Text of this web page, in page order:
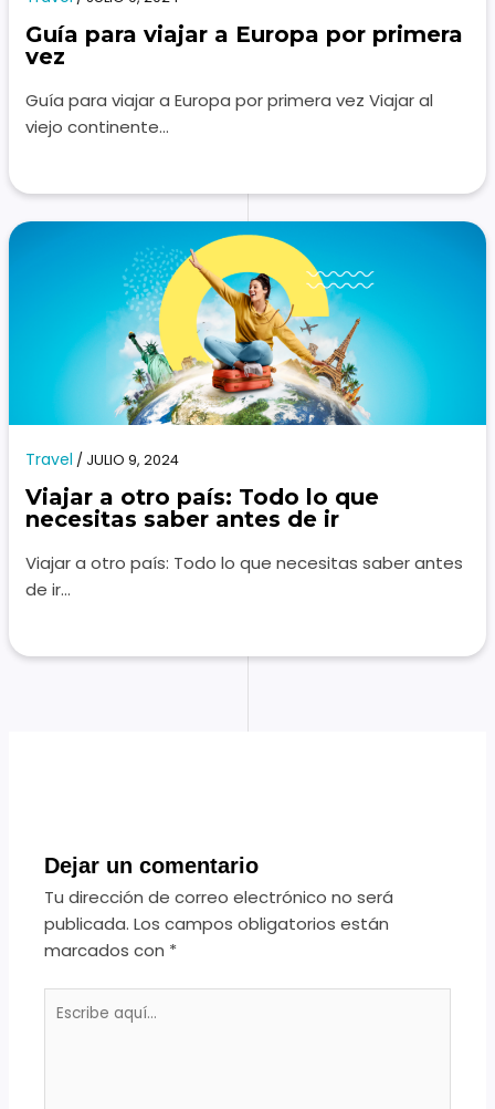
Guía para viajar a Europa por primera
vez
Guía para viajar a Europa por primera vez Viajar al
viejo continente…
Viajar a otro país: Todo lo que
necesitas saber antes de ir
Travel / JULIO 9, 2024
Viajar a otro país: Todo lo que necesitas saber antes
de ir…
Dejar un comentario
Tu dirección de correo electrónico no será
publicada. Los campos obligatorios están
marcados con *
Escribe